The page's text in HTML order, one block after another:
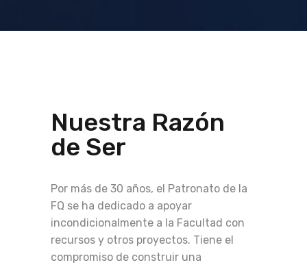
Nuestra Razón
de Ser
Por más de 30 años, el Patronato de la
FQ se ha dedicado a apoyar
incondicionalmente a la Facultad con
recursos y otros proyectos. Tiene el
compromiso de construir una